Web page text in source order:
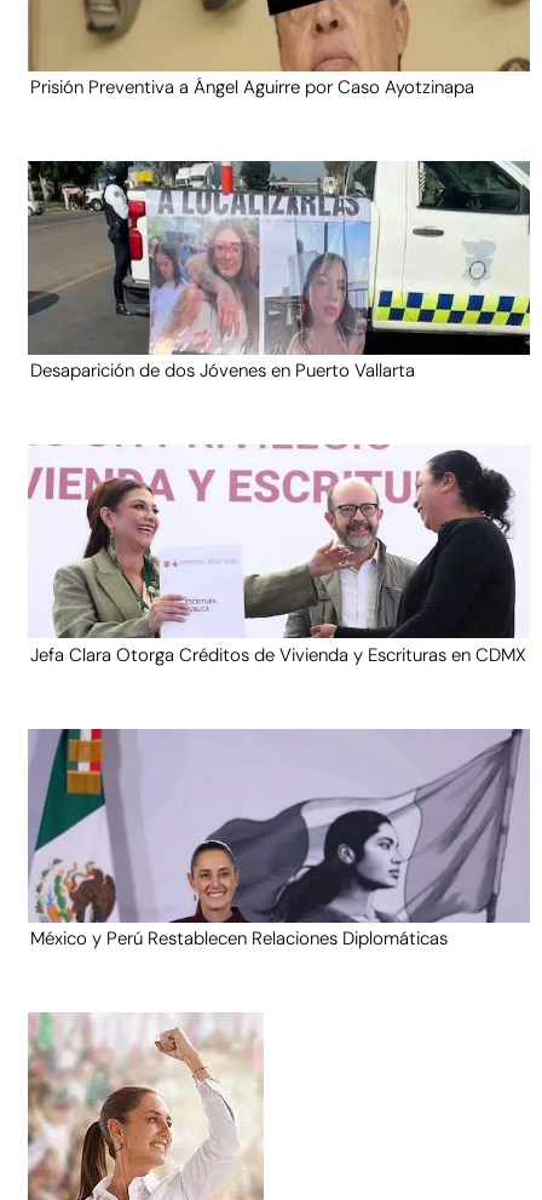
Prisión Preventiva a Ángel Aguirre por Caso Ayotzinapa
Desaparición de dos Jóvenes en Puerto Vallarta
Jefa Clara Otorga Créditos de Vivienda y Escrituras en CDMX
México y Perú Restablecen Relaciones Diplomáticas